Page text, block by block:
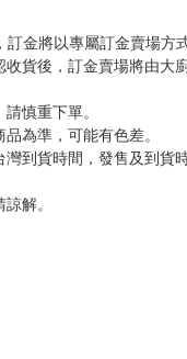
為主。
，逾期不受理。
，將直接加入黑名單，
保障買賣家雙方權益。